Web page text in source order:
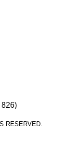
826)
RESERVED.